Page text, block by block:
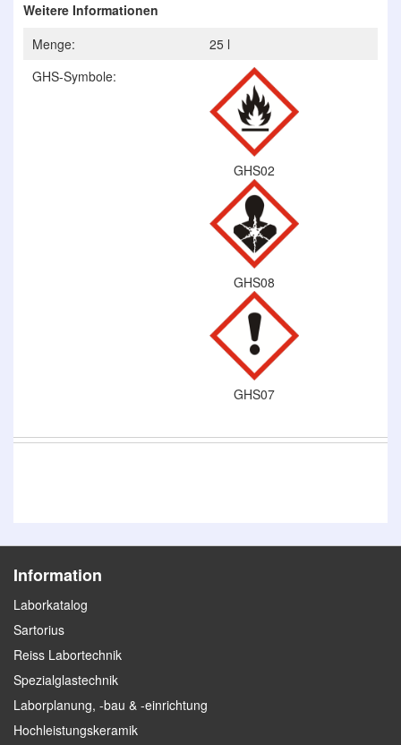
Bildergalerie
springen
Weitere Informationen
Menge:
25 l
GHS-Symbole:
GHS02
GHS08
GHS07
Information
Laborkatalog
Sartorius
Reiss Labortechnik
Spezialglastechnik
Laborplanung, -bau & -einrichtung
Hochleistungskeramik